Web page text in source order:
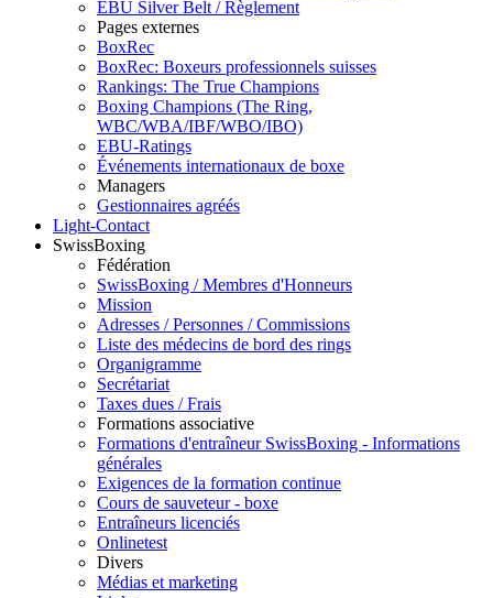
EBU Silver Belt / Règlement
Pages externes
BoxRec
BoxRec: Boxeurs professionnels suisses
Rankings: The True Champions
Boxing Champions (The Ring,
WBC/WBA/IBF/WBO/IBO)
EBU-Ratings
Événements internationaux de boxe
Managers
Gestionnaires agréés
Light-Contact
SwissBoxing
Fédération
SwissBoxing / Membres d'Honneurs
Mission
Adresses / Personnes / Commissions
Liste des médecins de bord des rings
Organigramme
Secrétariat
Taxes dues / Frais
Formations associative
Formations d'entraîneur SwissBoxing - Informations
générales
Exigences de la formation continue
Cours de sauveteur - boxe
Entraîneurs licenciés
Onlinetest
Divers
Médias et marketing